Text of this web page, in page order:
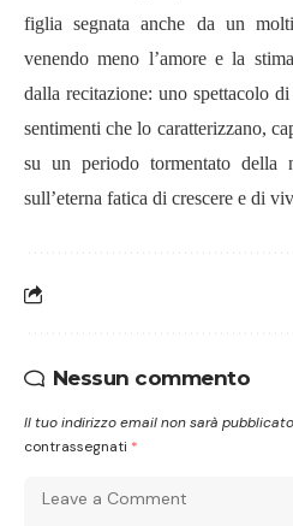
figlia segnata anche da un
venendo meno l’amore e la
dalla recitazione: uno spettacolo
sentimenti che lo caratterizzano,
su un periodo tormentato della
sull’eterna fatica di crescere e di
Nessun commento
Il tuo indirizzo email non sarà
contrassegnati *